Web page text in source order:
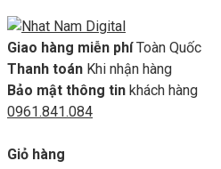
Giao hàng miễn phí Toàn Quốc
Thanh toán Khi nhận hàng
Bảo mật thông tin khách hàng
0961.841.084
Giỏ hàng